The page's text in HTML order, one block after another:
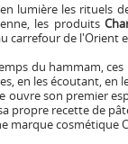
lumière les rituels
les produits
carrefour de l'Orient
du hammam,
en les écoutant, en
ouvre son premier
propre recette de
marque cosmétique